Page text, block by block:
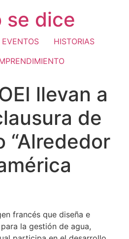
se dice
EVENTOS
HISTORIAS
llevan a
de
“Alrededor
francés que diseña e
la gestión de agua,